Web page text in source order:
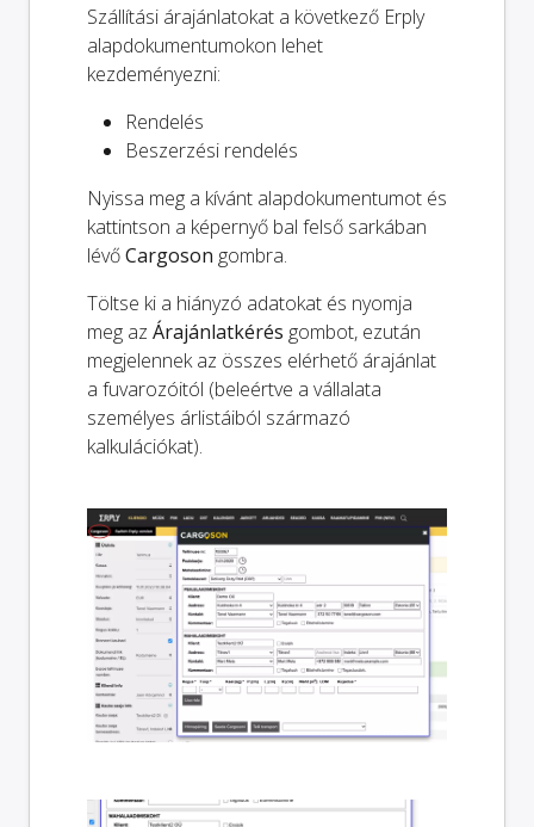
Szállítási árajánlatokat a következő Erply
alapdokumentumokon lehet
kezdeményezni:
Rendelés
Beszerzési rendelés
Nyissa meg a kívánt alapdokumentumot és
kattintson a képernyő bal felső sarkában
lévőCargoson gombra.
Töltse ki a hiányzó adatokat és nyomja
meg az Árajánlatkérés gombot, ezután
megjelennek az összes elérhető árajánlat
a fuvarozóitól (beleértve a vállalata
személyes árlistáiból származó
kalkulációkat).